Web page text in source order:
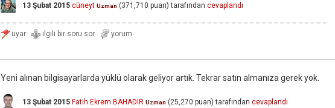
13 Şubat 2015 cüneyt Uzman (371,710 puan) tarafından cevaplandı
Yeni alınan bilgisayarlarda yüklü olarak geliyor artık. Tekrar satın almanıza gerek yok.
13 Şubat 2015 Fatih Ekrem BAHADIR Uzman (25,270 puan) tarafından cevaplandı